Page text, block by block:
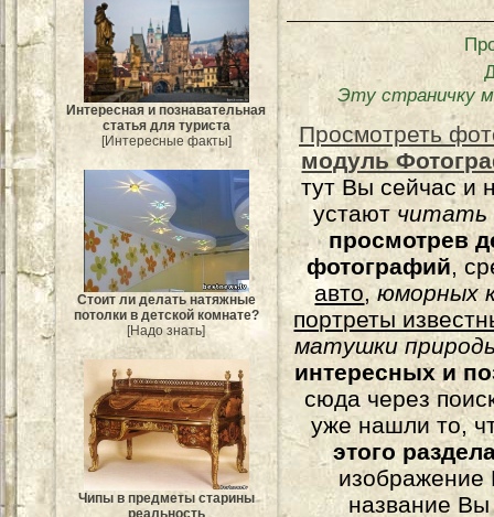
Интересная и познавательная
статья для туриста
[Интересные факты]
Стоит ли делать натяжные
потолки в детской комнате?
[Надо знать]
Чипы в предметы старины
Эту страничку
Просмотреть
модуль
тут Вы сейчас и
устаютчитать
просмотрев
фотографий,
авто,юморных
портреты
матушки
интересных и
сюда через
уже нашли то,
этого
изображение
название